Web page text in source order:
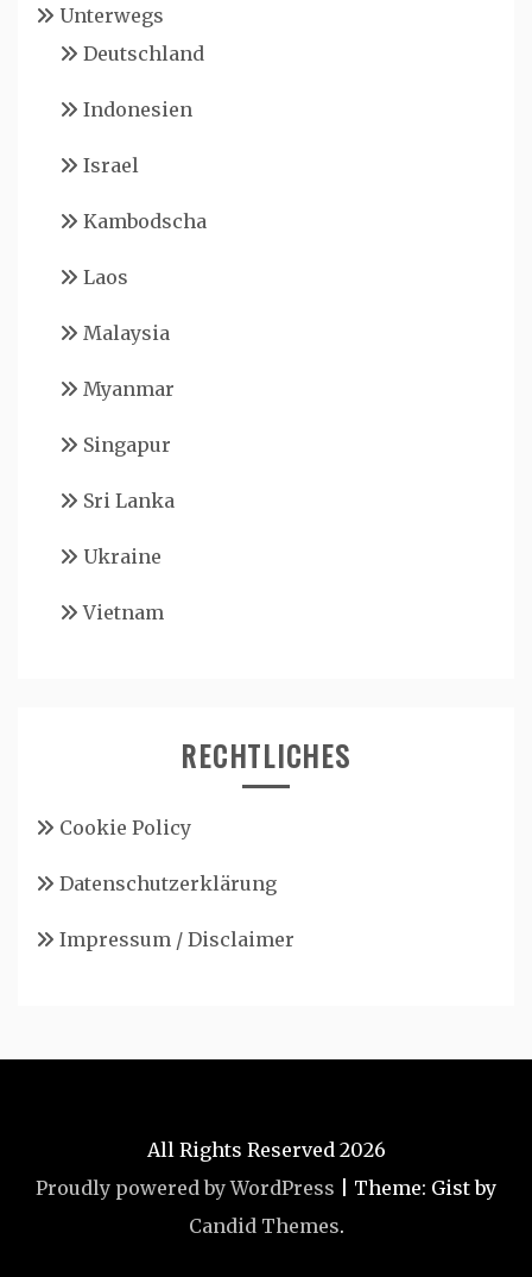
Unterwegs
Deutschland
Indonesien
Israel
Kambodscha
Laos
Malaysia
Myanmar
Singapur
Sri Lanka
Ukraine
Vietnam
RECHTLICHES
Cookie Policy
Datenschutzerklärung
Impressum / Disclaimer
All Rights Reserved 2026
Proudly powered by WordPress
Theme: Gist by
Candid Themes.